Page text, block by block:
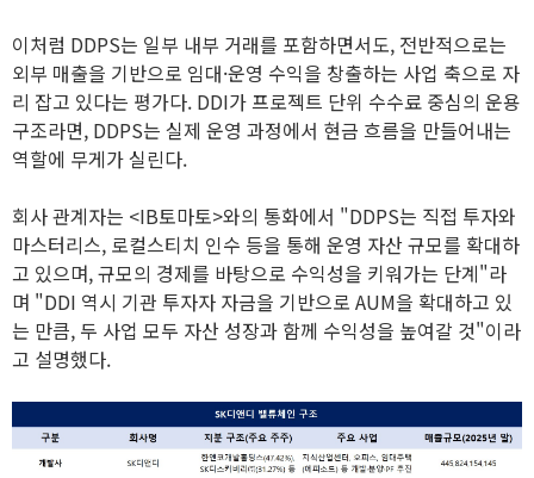
이처럼 DDPS는 일부 내부 거래를 포함하면서도, 전반적으로는
외부 매출을 기반으로 임대·운영 수익을 창출하는 사업 축으로 자
리 잡고 있다는 평가다. DDI가 프로젝트 단위 수수료 중심의 운용
구조라면, DDPS는 실제 운영 과정에서 현금 흐름을 만들어내는
역할에 무게가 실린다.
회사 관계자는 <IB토마토>와의 통화에서 "DDPS는 직접 투자와
마스터리스, 로컬스티치 인수 등을 통해 운영 자산 규모를 확대하
고 있으며, 규모의 경제를 바탕으로 수익성을 키워가는 단계"라
며 "DDI 역시 기관 투자자 자금을 기반으로 AUM을 확대하고 있
는 만큼, 두 사업 모두 자산 성장과 함께 수익성을 높여갈 것"이라
고 설명했다.